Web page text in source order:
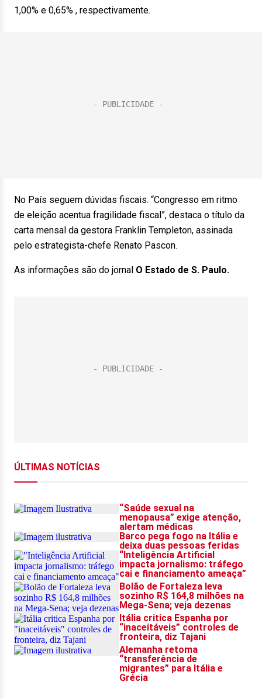
1,00% e 0,65% , respectivamente.
No País seguem dúvidas fiscais. “Congresso em ritmo
de eleição acentua fragilidade fiscal”, destaca o título da
carta mensal da gestora Franklin Templeton, assinada
pelo estrategista-chefe Renato Pascon.
As informações são do jornal O Estado de S. Paulo.